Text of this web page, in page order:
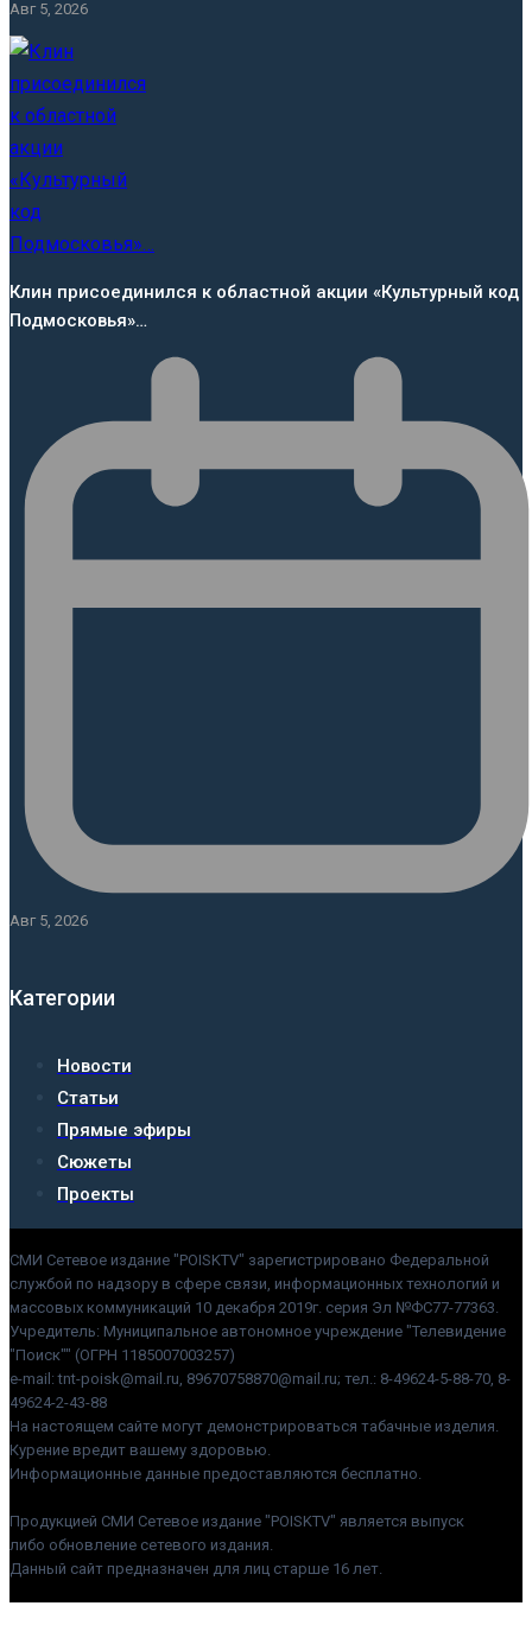
Авг 5, 2026
Клин присоединился к областной акции «Культурный код
Подмосковья»…
Авг 5, 2026
Категории
Новости
Статьи
Прямые эфиры
Сюжеты
Проекты
СМИ Сетевое издание "POISKTV" зарегистрировано Федеральной
службой по надзору в сфере связи, информационных технологий и
массовых коммуникаций 10 декабря 2019г. серия Эл №ФС77-77363.
Учредитель: Муниципальное автономное учреждение "Телевидение
"Поиск"" (ОГРН 1185007003257)
e-mail: tnt-poisk@mail.ru, 89670758870@mail.ru; тел.: 8-49624-5-88-70, 8-
49624-2-43-88
На настоящем сайте могут демонстрироваться табачные изделия.
Курение вредит вашему здоровью.
Информационные данные предоставляются бесплатно.
Продукцией СМИ Сетевое издание "POISKTV" является выпуск
либо обновление сетевого издания.
Данный сайт предназначен для лиц старше 16 лет.